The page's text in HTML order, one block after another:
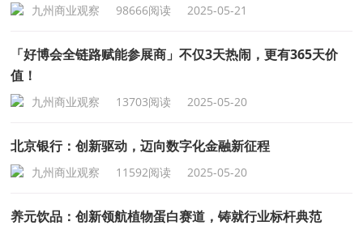
九州商业观察 98666阅读 2025-05-21
「好博会全链路赋能参展商」不仅3天热闹，更有365天价
值！
九州商业观察 13703阅读 2025-05-20
北京银行：创新驱动，迈向数字化金融新征程
九州商业观察 11592阅读 2025-05-20
养元饮品：创新领航植物蛋白赛道，铸就行业标杆典范